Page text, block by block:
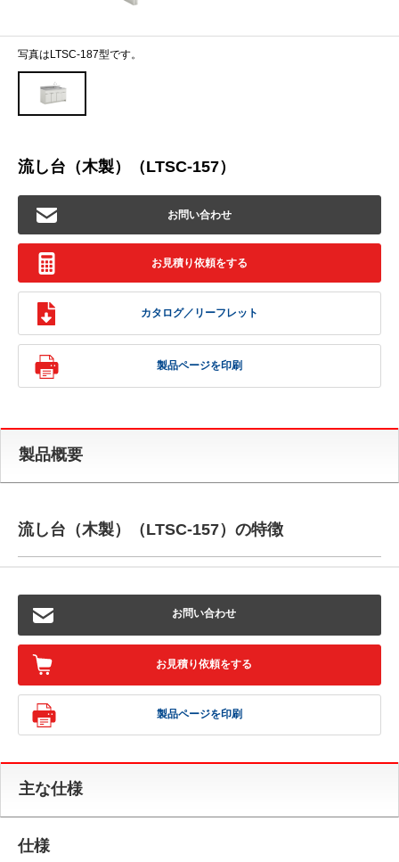
写真はLTSC-187型です。
流し台（木製）（LTSC-157）
お問い合わせ
お見積り依頼をする
カタログ／リーフレット
製品ページを印刷
製品概要
流し台（木製）（LTSC-157）の特徴
お問い合わせ
お見積り依頼をする
製品ページを印刷
主な仕様
仕様